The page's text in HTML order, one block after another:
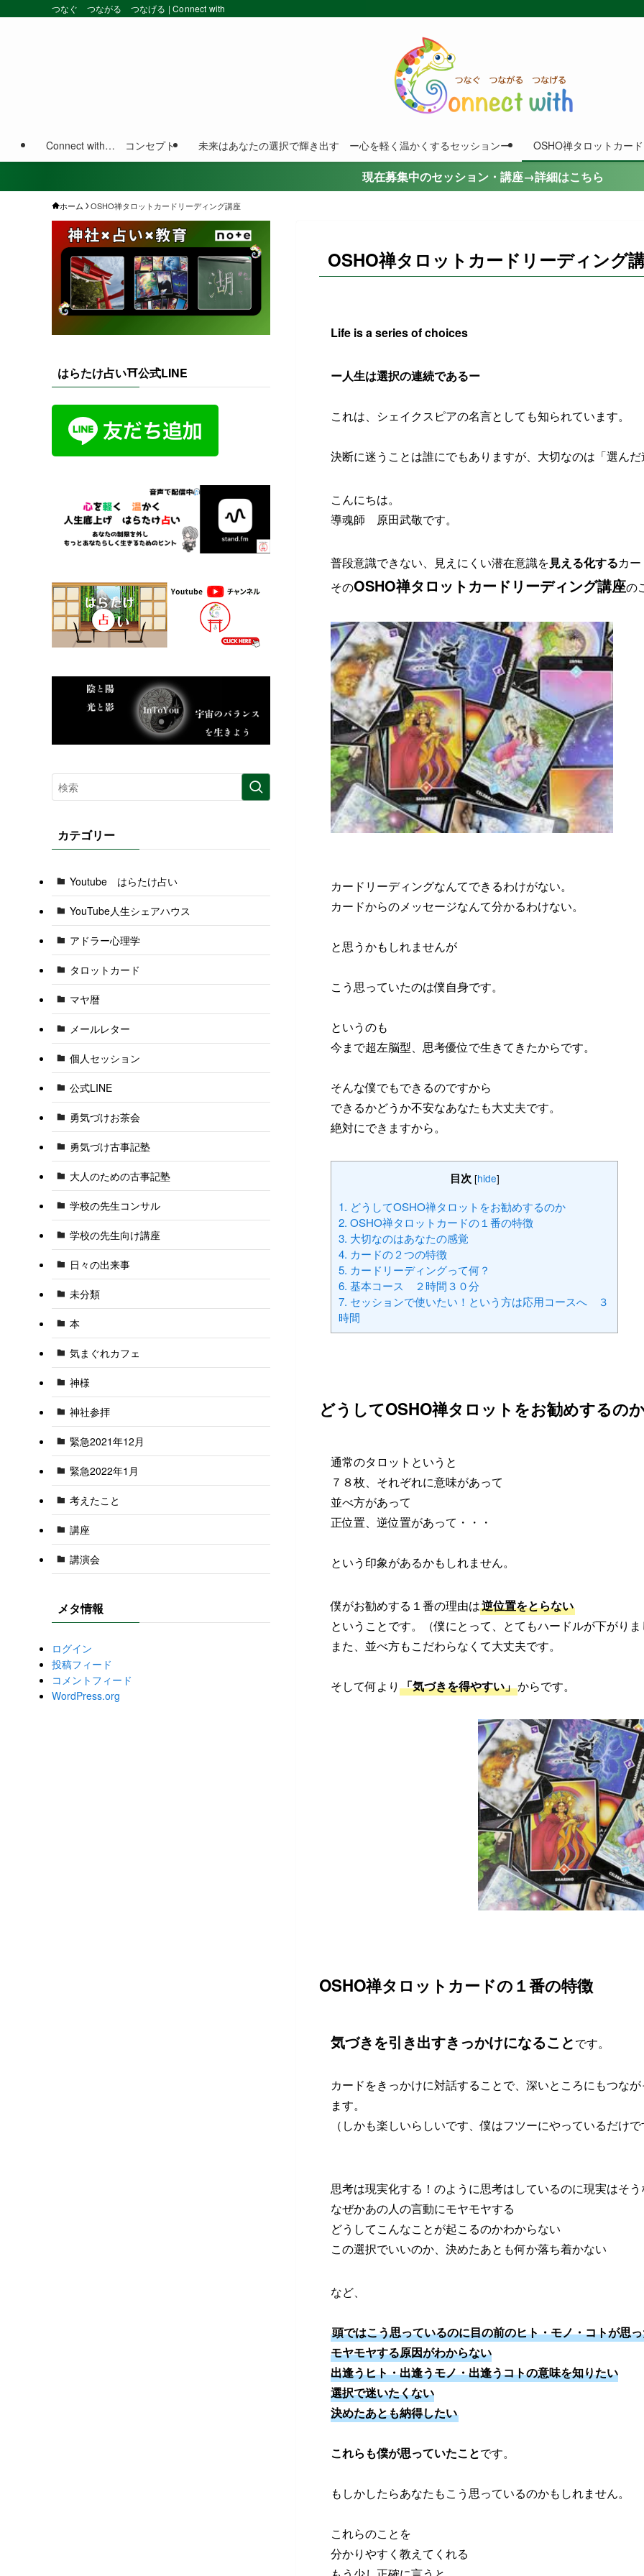
つなぐ つながる つなげる | Connect with
Connect with… コンセプト 未来はあなたの選択で輝き出す ー心を軽く温かくするセッションー OSHO禅タロットカー
現在募集中のセッション・講座→詳細はこちら
ホーム OSHO禅タロットカードリーディング講座
OSHO禅タロットカードリーディング
Life is a series of choices
ー人生は選択の連続であるー
これは、シェイクスピアの名言としても知られています。
決断に迷うことは誰にでもありますが、大切なのは「選ん
こんにちは。
導魂師 原田武敬です。
普段意識できない、見えにくい潜在意識を見える化するカ
そのOSHO禅タロットカードリーディング講座の
カードリーディングなんてできるわけがない。
カードからのメッセージなんて分かるわけない。
と思うかもしれませんが
こう思っていたのは僕自身です。
というのも
今まで超左脳型、思考優位で生きてきたからです。
そんな僕でもできるのですから
できるかどうか不安なあなたも大丈夫です。
絶対にできますから。
目次 [hide]
1. どうしてOSHO禅タロットをお勧めするのか
2. OSHO禅タロットカードの１番の特徴
3. 大切なのはあなたの感覚
4. カードの２つの特徴
5. カードリーディングって何？
6. 基本コース ２時間３０分
7. セッションで使いたい！という方は応用コースへ ３
時間
どうしてOSHO禅タロットをお勧めするの
通常のタロットというと
７８枚、それぞれに意味があって
並べ方があって
正位置、逆位置があって・・・
という印象があるかもしれません。
僕がお勧めする１番の理由は逆位置をとらない
ということです。（僕にとって、とてもハードルが下がり
また、並べ方もこだわらなくて大丈夫です。
そして何より 「気づきを得やすい」からです。
OSHO禅タロットカードの１番の特徴
気づきを引き出すきっかけになることです。
カードをきっかけに対話することで、深いところにもつな
ます。
（しかも楽しいらしいです、僕はフツーにやっているだけ
思考は現実化する！のように思考はしているのに現実はそ
なぜかあの人の言動にモヤモヤする
どうしてこんなことが起こるのかわからない
この選択でいいのか、決めたあとも何か落ち着かない
など、
頭ではこう思っているのに目の前のヒト・モノ・コトが思
モヤモヤする原因がわからない
出逢うヒト・出逢うモノ・出逢うコトの意味を知りたい
選択で迷いたくない
決めたあとも納得したい
これらも僕が思っていたことです。
もしかしたらあなたもこう思っているのかもしれません。
これらのことを
分かりやすく教えてくれる
はらたけ占い⛩️公式LINE
カテゴリー
Youtube はらたけ占い
YouTube人生シェアハウス
アドラー心理学
タロットカード
マヤ暦
メールレター
個人セッション
公式LINE
勇気づけお茶会
勇気づけ古事記塾
大人のための古事記塾
学校の先生コンサル
学校の先生向け講座
日々の出来事
未分類
本
気まぐれカフェ
神様
神社参拝
緊急2021年12月
緊急2022年1月
考えたこと
講座
講演会
メタ情報
ログイン
投稿フィード
コメントフィード
WordPress.org